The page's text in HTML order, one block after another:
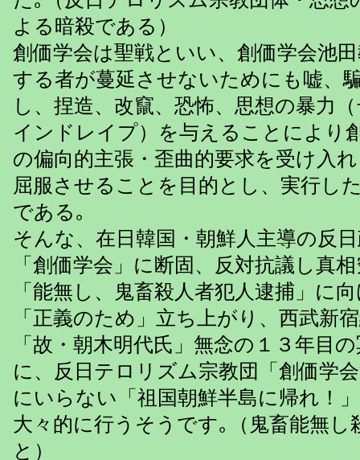
よる暗殺である）
創価学会は聖戦といい、創価学会池
する者が蔓延させないためにも嘘、
し、捏造、改竄、恐怖、思想の暴力
インドレイプ）を与えることにより
の偏向的主張・歪曲的要求を受け入
屈服させることを目的とし、実行し
である｡
そんな、在日韓国・朝鮮人主導の反
「創価学会」に断固、反対抗議し真
「能無し、鬼畜殺人者犯人逮捕」に
「正義のため」立ち上がり、西武新
「故・朝木明代氏」無念の１３年目
に、反日テロリズム宗教団「創価学
にいらない「祖国朝鮮半島に帰れ！
大々的に行うそうです｡（鬼畜能無し
と）